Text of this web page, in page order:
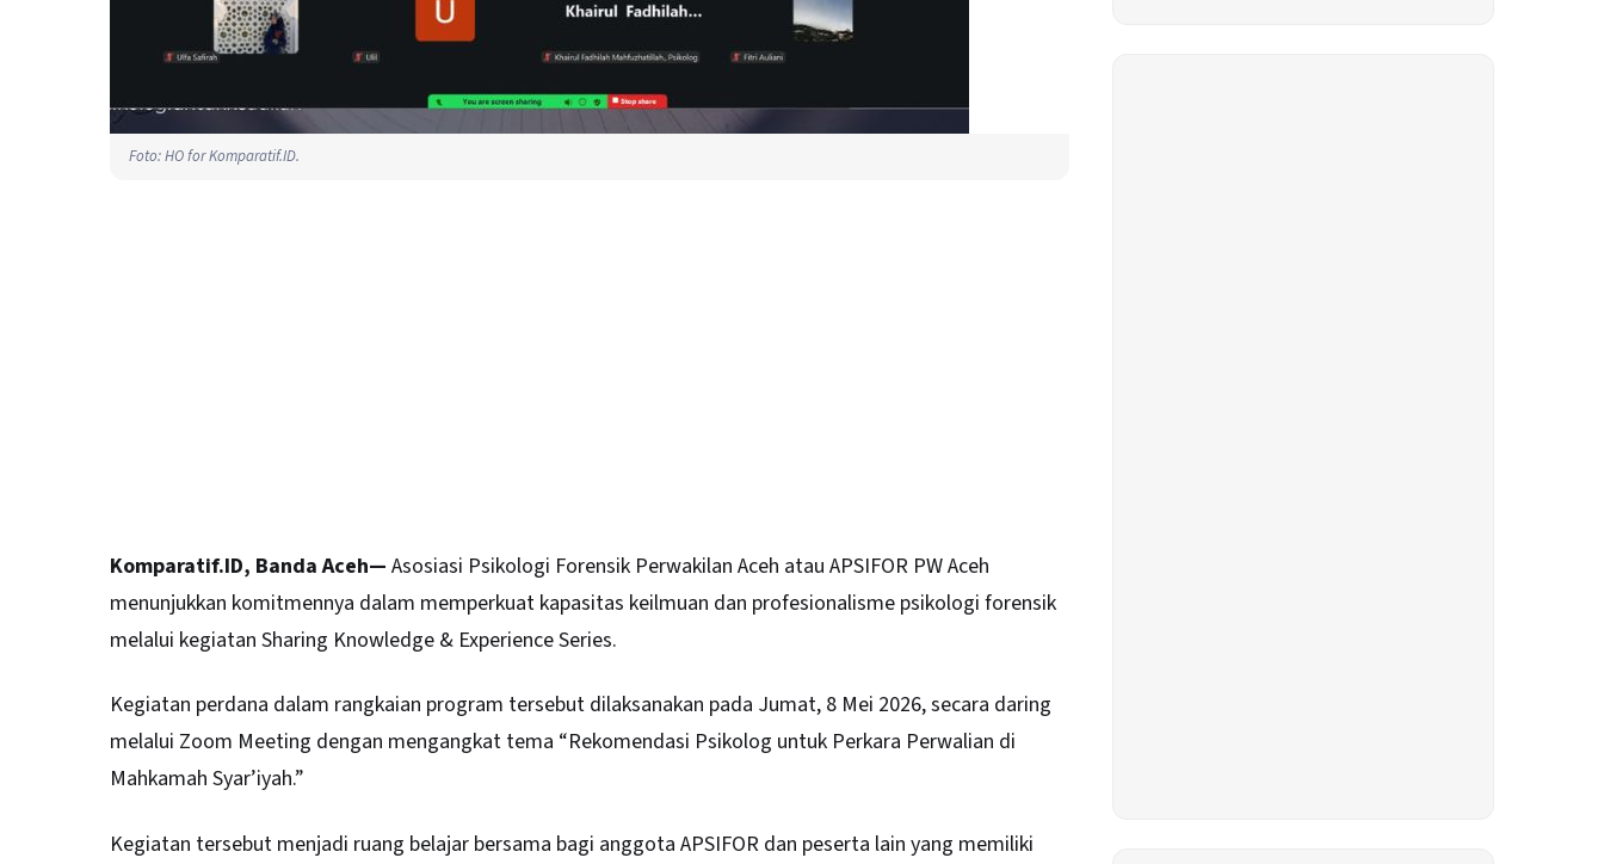
Foto: HO for Komparatif.ID.
Komparatif.ID, Banda Aceh— Asosiasi Psikologi Forensik Perwakilan Aceh atau APSIFOR PW Aceh
menunjukkan komitmennya dalam memperkuat kapasitas keilmuan dan profesionalisme psikologi forensik
melalui kegiatan Sharing Knowledge & Experience Series.
Kegiatan perdana dalam rangkaian program tersebut dilaksanakan pada Jumat, 8 Mei 2026, secara daring
melalui Zoom Meeting dengan mengangkat tema “Rekomendasi Psikolog untuk Perkara Perwalian di
Mahkamah Syar’iyah.”
Kegiatan tersebut menjadi ruang belajar bersama bagi anggota APSIFOR dan peserta lain yang memiliki